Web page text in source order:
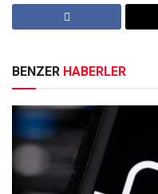
BENZER HABERLER